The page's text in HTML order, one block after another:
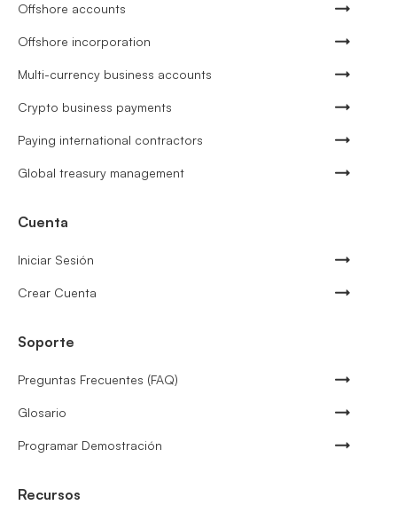
Offshore accounts
Offshore incorporation
Multi-currency business accounts
Crypto business payments
Paying international contractors
Global treasury management
Cuenta
Iniciar Sesión
Crear Cuenta
Soporte
Preguntas Frecuentes (FAQ)
Glosario
Programar Demostración
Recursos